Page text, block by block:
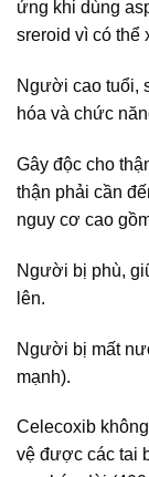
ứng khi dùng
sreroid vì có thể
Người cao tuổi,
hóa và chức
Gây độc cho
thận phải cần
nguy cơ cao
Người bị phù,
lên.
Người bị mất
mạnh).
Celecoxib
vệ được các tai